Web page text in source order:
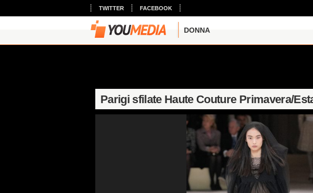
TWITTER FACEBOOK
DONNA
Parigi sfilate Haute Couture Primavera/